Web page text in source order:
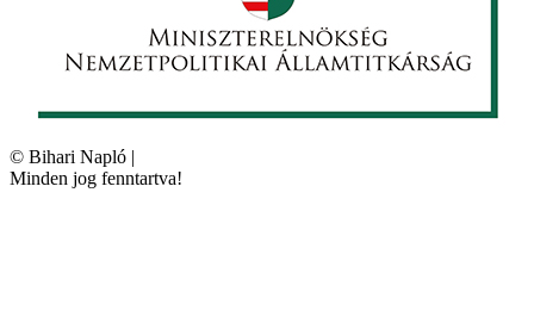
© Bihari Napló |
Minden jog fenntartva!